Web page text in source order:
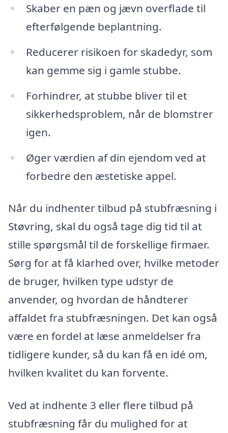
Skaber en pæn og jævn overflade til
efterfølgende beplantning.
Reducerer risikoen for skadedyr, som
kan gemme sig i gamle stubbe.
Forhindrer, at stubbe bliver til et
sikkerhedsproblem, når de blomstrer
igen.
Øger værdien af din ejendom ved at
forbedre den æstetiske appel.
Når du indhenter tilbud på stubfræsning i
Støvring, skal du også tage dig tid til at
stille spørgsmål til de forskellige firmaer.
Sørg for at få klarhed over, hvilke metoder
de bruger, hvilken type udstyr de
anvender, og hvordan de håndterer
affaldet fra stubfræsningen. Det kan også
være en fordel at læse anmeldelser fra
tidligere kunder, så du kan få en idé om,
hvilken kvalitet du kan forvente.
Ved at indhente 3 eller flere tilbud på
stubfræsning får du mulighed for at